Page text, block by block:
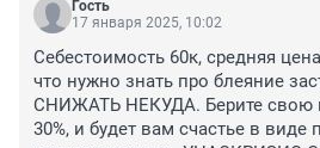
Гость
17 января 2025, 10:02
Себестоимость 60к, средняя
что нужно знать про блеяние
СНИЖАТЬ НЕКУДА. Берите свою
30%, и будет вам счастье в виде